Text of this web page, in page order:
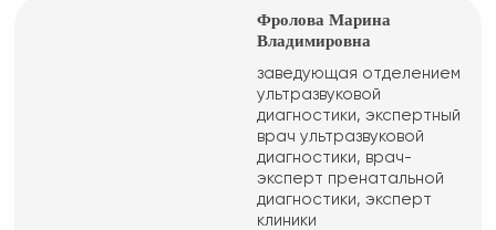
Фролова Марина
Владимировна
заведующая отделением
ультразвуковой
диагностики, экспертный
врач ультразвуковой
диагностики, врач-
эксперт пренатальной
диагностики, эксперт
клиники